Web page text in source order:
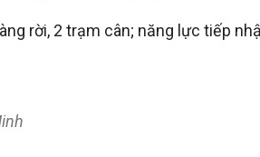
rời, 2 trạm cân; năng lực tiếp